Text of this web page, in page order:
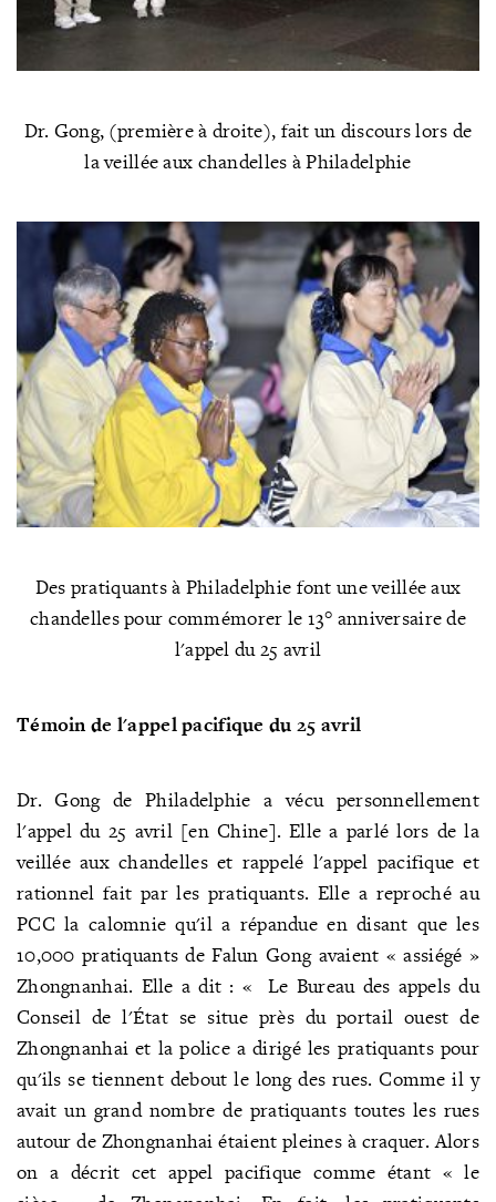
Dr. Gong, (première à droite), fait un discours lors de
la veillée aux chandelles à Philadelphie
Des pratiquants à Philadelphie font une veillée aux
chandelles pour commémorer le 13° anniversaire de
l'appel du 25 avril
Témoin de l'appel pacifique du 25 avril
Dr. Gong de Philadelphie a vécu personnellement
l'appel du 25 avril [en Chine]. Elle a parlé lors de la
veillée aux chandelles et rappelé l'appel pacifique et
rationnel fait par les pratiquants. Elle a reproché au
PCC la calomnie qu'il a répandue en disant que les
10,000 pratiquants de Falun Gong avaient « assiégé »
Zhongnanhai. Elle a dit : « Le Bureau des appels du
Conseil de l'État se situe près du portail ouest de
Zhongnanhai et la police a dirigé les pratiquants pour
qu'ils se tiennent debout le long des rues. Comme il y
avait un grand nombre de pratiquants toutes les rues
autour de Zhongnanhai étaient pleines à craquer. Alors
on a décrit cet appel pacifique comme étant « le